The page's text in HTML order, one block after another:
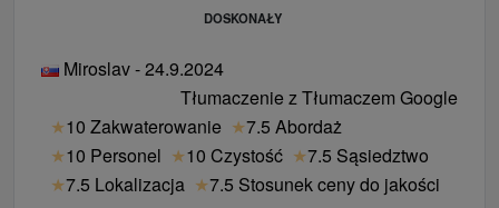
Zalecane dni rozpoczęcia to:
czwartek: pobyty na 3, 7 nocy
niedziela: pobyty na 3, 4, 5, 6, 7 nocy
piątek: pobyty na 2 noce lub po uzgodnieniu z
DOSKONAŁY
Miroslav - 24.9.2024
Tłumaczenie z Tłumaczem Google
★10 Zakwaterowanie ★7.5 Abordaż
★10 Personel ★10 Czystość ★7.5 Sąsiedztwo
★7.5 Lokalizacja ★7.5 Stosunek ceny do jakości